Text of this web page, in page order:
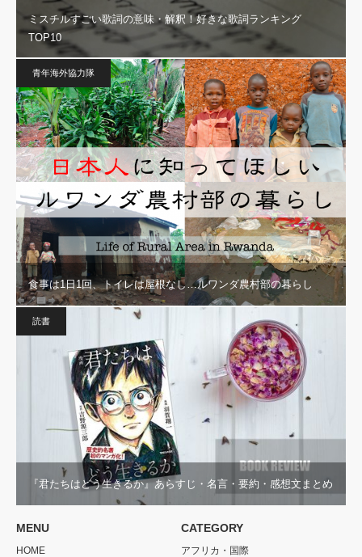
ミスチルすごい歌詞の意味・解釈！好きな歌詞ランキング
TOP10
青年海外協力隊
食事は1日1回、トイレは屋根なし…ルワンダ農村部の暮らし
読書
『君たちはどう生きるか』あらすじ・名言・要約・感想文まとめ
MENU
HOME
CATEGORY
アフリカ・国際